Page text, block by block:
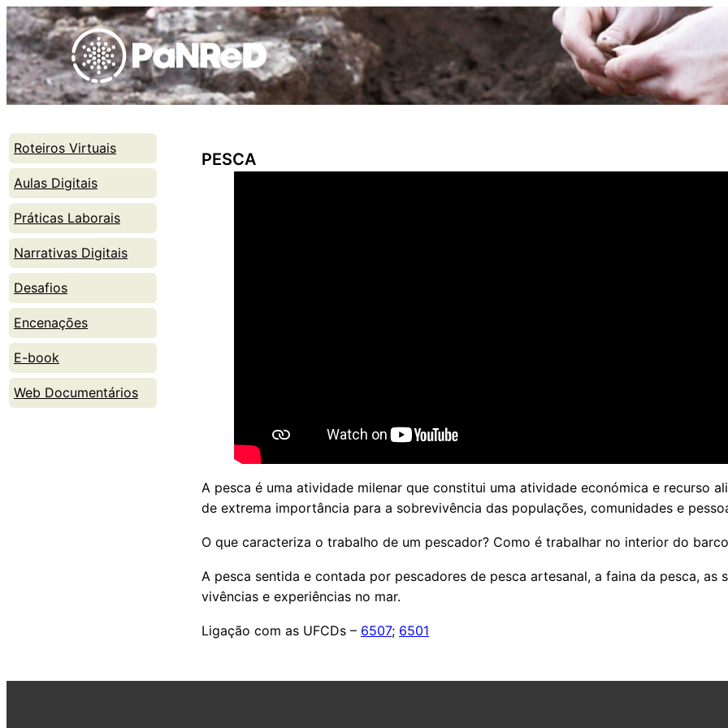
Skip
to
content
Roteiros Virtuais
Aulas Digitais
Práticas Laborais
Narrativas Digitais
Desafios
Encenações
E-book
Web Documentários
PESCA
A pesca é uma atividade milenar que constitui uma atividade económica e recurso
de extrema importância para a sobrevivência das populações, comunidades e
O que caracteriza o trabalho de um pescador? Como é trabalhar no interior do
A pesca sentida e contada por pescadores de pesca artesanal, a faina da pesca, as
vivências e experiências no mar.
Ligação com as UFCDs – 6507; 6501